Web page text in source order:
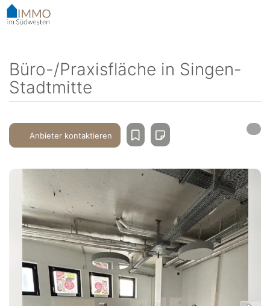
Accessibility-
Modus
zum
Inhalt
Büro-/Praxisfläche in Singen-
Stadtmitte
Anbieter kontaktieren